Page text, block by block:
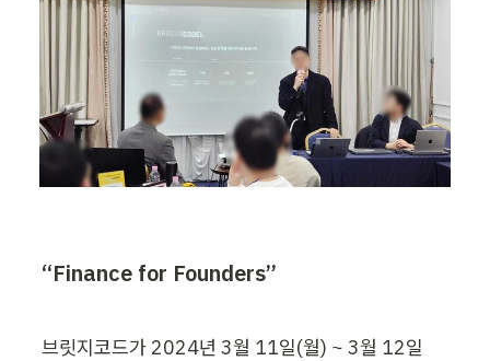
“Finance for Founders”
브릿지코드가 2024년 3월 11일(월) ~ 3월 12일